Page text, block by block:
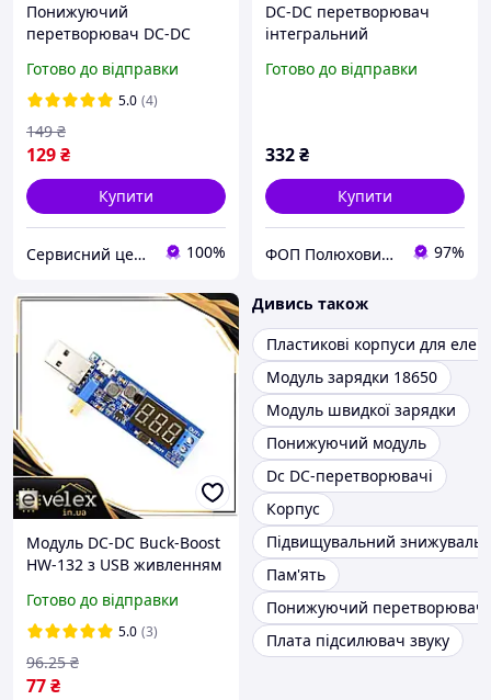
Понижуючий
перетворювач DC-DC
32В, Вихід 5В)
Готово до відправки
5.0 (4)
129₴
149 ₴
Купити
Сервисний центр Галактика 100%
DC-DC перетворювач
інтегральний
Готово до відправки
332₴
Купити
ФОП Полюхович Л.Г. 97%
Модуль DC-DC Buck-Boost
HW-132 з USB живленням
Готово до відправки
5.0 (3)
77₴
96.25 ₴
Дивись також
Пластикові корпуси для
Модуль зарядки 18650
Модуль швидкої зарядки
Понижуючий модуль
Dc DC-перетворювачі
Корпус
Підвищувальний
Пам'ять
Понижуючий перетворювач
Плата підсилювач звуку